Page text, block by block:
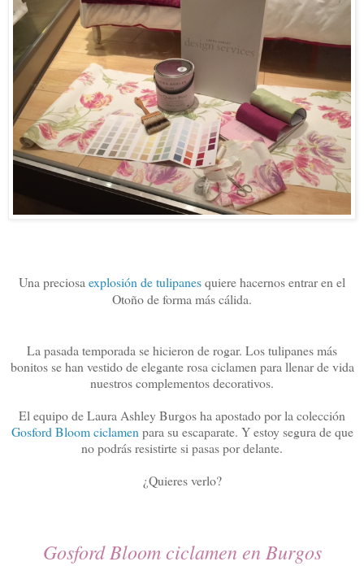
Una preciosa explosión de tulipanesquiere hacernos entrar en el
Otoño de forma más cálida.
La pasada temporada se hicieron de rogar. Los tulipanes más
bonitos se han vestido de elegante rosa ciclamen para llenar de vida
nuestros complementos decorativos.
El equipo de Laura Ashley Burgos ha apostado por la colección
Gosford Bloom ciclamen para su escaparate. Y estoy segura de que
no podrás resistirte si pasas por delante.
¿Quieres verlo?
Gosford Bloom ciclamen en Burgos